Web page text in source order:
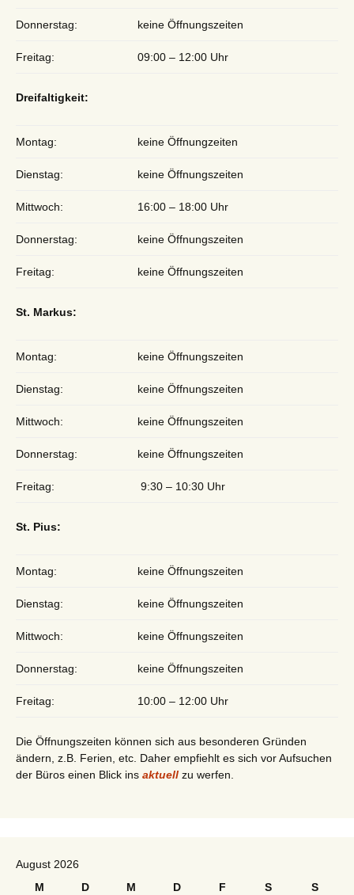
Donnerstag: keine Öffnungszeiten
Freitag: 09:00 – 12:00 Uhr
Dreifaltigkeit:
Montag: keine Öffnungzeiten
Dienstag: keine Öffnungszeiten
Mittwoch: 16:00 – 18:00 Uhr
Donnerstag: keine Öffnungszeiten
Freitag: keine Öffnungszeiten
St. Markus:
Montag: keine Öffnungszeiten
Dienstag: keine Öffnungszeiten
Mittwoch: keine Öffnungszeiten
Donnerstag: keine Öffnungszeiten
Freitag: 9:30 – 10:30 Uhr
St. Pius:
Montag: keine Öffnungszeiten
Dienstag: keine Öffnungszeiten
Mittwoch: keine Öffnungszeiten
Donnerstag: keine Öffnungszeiten
Freitag: 10:00 – 12:00 Uhr
Die Öffnungszeiten können sich aus besonderen Gründen
ändern, z.B. Ferien, etc. Daher empfiehlt es sich vor Aufsuchen
der Büros einen Blick ins aktuell zu werfen.
August 2026
M
D M D F S
S